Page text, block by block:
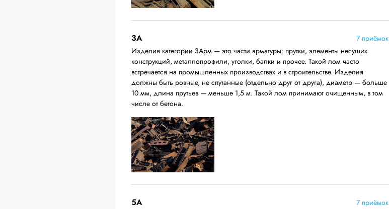
3А
7 приёмок
Изделия категории 3Арм — это части арматуры: прутки, элементы несущих
конструкций, металлопрофили, уголки, балки и прочее. Такой лом часто
встречается на промышленных производствах и в строительстве. Изделия
должны быть ровные, не спутанные (отдельно друг от друга), диаметр — больше
10 мм, длина прутьев — меньше 1,5 м. Такой лом принимают очищенным, в том
числе от бетона.
5А
7 приёмок